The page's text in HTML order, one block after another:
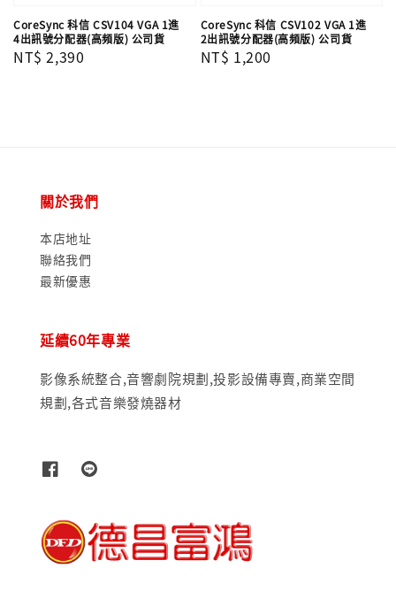
CoreSync 科信 CSV104 VGA 1進
4出訊號分配器(高頻版) 公司貨
Regular
NT$ 2,390
CoreSync 科信 CSV102 VGA 1進
2出訊號分配器(高頻版) 公司貨
Regular
NT$ 1,200
關於我們
本店地址
聯絡我們
最新優惠
延續60年專業
影像系統整合,音響劇院規劃,投影設備專賣,商業空間
規劃,各式音樂發燒器材